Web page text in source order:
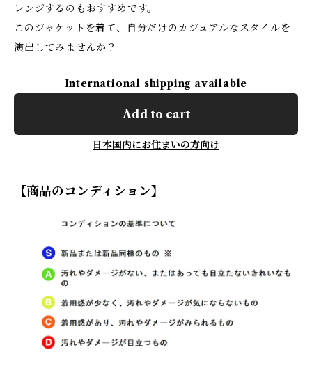
レンジするのもおすすめです。
このジャケットを着て、自分だけのカジュアルなスタイルを
演出してみませんか？
International shipping available
Add to cart
日本国内にお住まいの方向け
【商品のコンディション】